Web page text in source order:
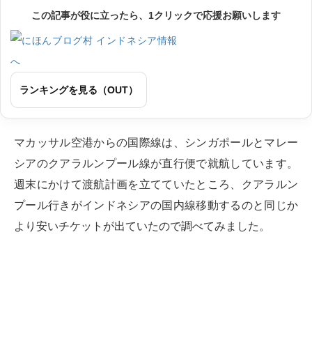
この記事が役に立ったら、1クリックで応援お願いします
ランキングを見る（OUT）
マカッサル空港からの国際線は、シンガポールとマレー
シアのクアラルンプール線が直行便で就航しています。
週末にかけて渡航計画を立てていたところ、クアラルン
プール行きがインドネシアの国内線移動するのと同じか
より安いチケットが出ていたので調べてみました。